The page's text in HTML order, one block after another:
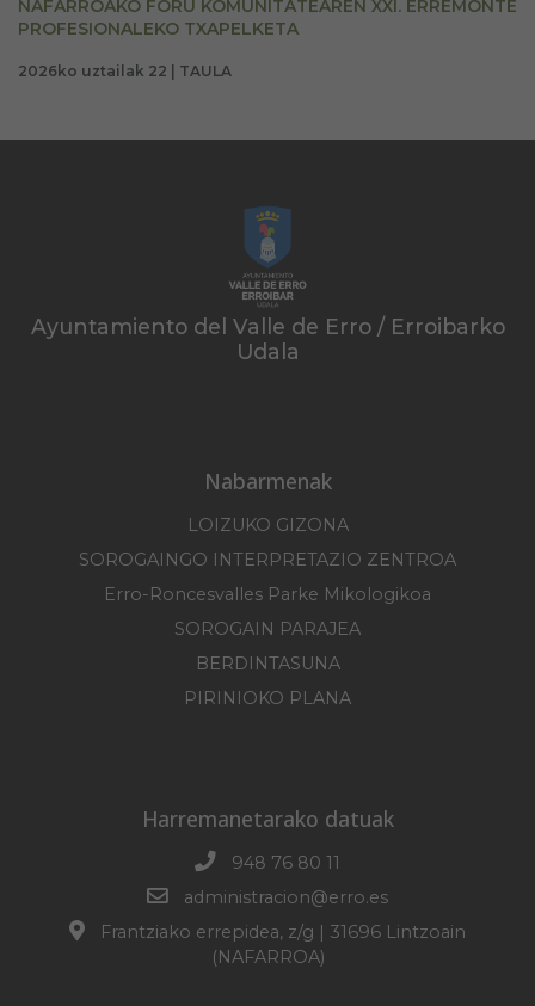
NAFARROAKO FORU KOMUNITATEAREN XXI. ERREMONTE
PROFESIONALEKO TXAPELKETA
2026ko uztailak 22 | TAULA
Ayuntamiento del Valle de Erro / Erroibarko
Udala
Nabarmenak
LOIZUKO GIZONA
SOROGAINGO INTERPRETAZIO ZENTROA
Erro-Roncesvalles Parke Mikologikoa
SOROGAIN PARAJEA
BERDINTASUNA
PIRINIOKO PLANA
Harremanetarako datuak
948 76 80 11
administracion@erro.es
Frantziako errepidea, z/g | 31696 Lintzoain
(NAFARROA)